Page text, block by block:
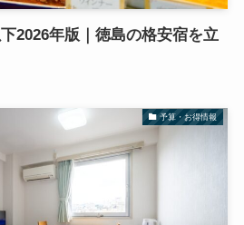
2026年版｜徳島の格安宿を立
予算・お得情報